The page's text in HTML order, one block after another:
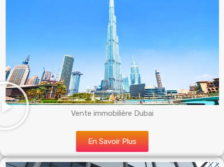
Vente immobilière Dubai
En Savoir Plus